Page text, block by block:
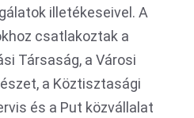
illetékeseivel. A
csatlakoztak a
Társaság, a Városi
a Köztisztasági
és a Put közvállalat